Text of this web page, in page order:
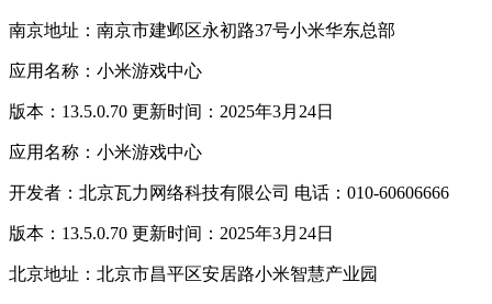
南京地址：南京市建邺区永初路37号小米华东总部
应用名称：小米游戏中心
版本：13.5.0.70 更新时间：2025年3月24日
应用名称：小米游戏中心
开发者：北京瓦力网络科技有限公司 电话：010-60606666
版本：13.5.0.70 更新时间：2025年3月24日
北京地址：北京市昌平区安居路小米智慧产业园